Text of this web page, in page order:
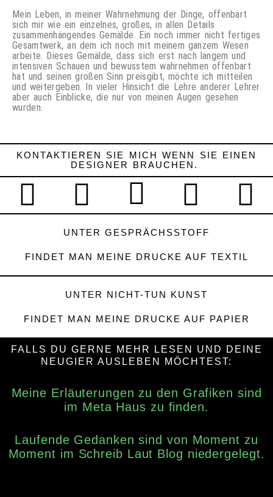
Mein Leben, in meiner Wahrnehmung der Dinge, offenbart
sich mir wie ein einzelnes, großes, in allen Details
zusammenhängendes Gemälde. Ein noch immer nicht fertiges
Gesamtwerk, an dem ich noch mit meinem ganzem Wesen
arbeite. Dieses Gemälde, dass sich erst nach langem und
intensiven Schauen und bewusstem wahrnehmen offenbart
hat und seinen großen Sinn preisgibt, möchte ich mitteilen
und weitergeben. In vieler Hinsicht die Lehre anderer Lehrer
aber auch Einblicke, die nur von meinen Augen gesehen
wurden.
KONTAKTIEREN SIE MICH WENN SIE EINEN
DESIGNER BRAUCHEN.
UNTER GESPRÄCHSSTOFF
FINDET MAN MEINE DRUCKE AUF TEXTIL
UNTER NICHT-TUN KUNST
FINDET MAN MEINE DRUCKE AUF PAPIER
FALLS DU GERNE MEHR LESEN UND DEINE
NEUGIER AUSLEBEN MÖCHTEST:
Meine Erläuterungen zu den Grafiken sind
im Meta Haus zu finden.
Laufende Gedanken sind von Moment zu
Moment im Schreib Laut Blog niedergelegt.